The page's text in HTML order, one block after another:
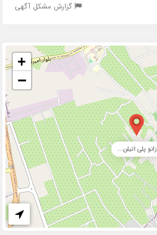
گزارش مشکل آگهی
زانو پلی اتیلن...
+
−